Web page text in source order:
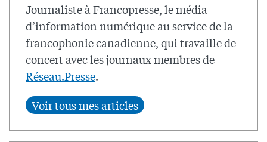
Journaliste à Francopresse, le média
d’information numérique au service de la
francophonie canadienne, qui travaille de
concert avec les journaux membres de
Réseau.Presse.